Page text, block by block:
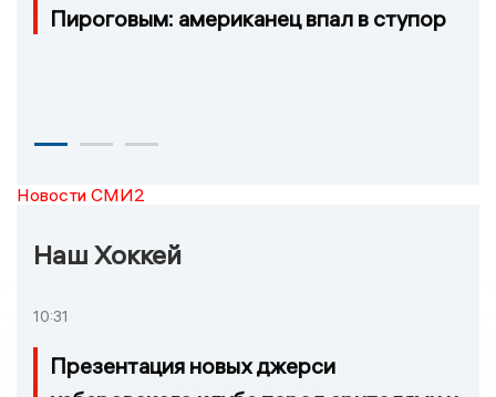
Пироговым: американец впал в ступор
Новости СМИ2
Наш Хоккей
10:31
Презентация новых джерси